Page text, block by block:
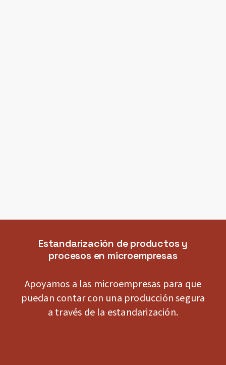
Estandarización de productos y
procesos en microempresas
Apoyamos a las microempresas para que
puedan contar con una producción segura
a través de la estandarización.